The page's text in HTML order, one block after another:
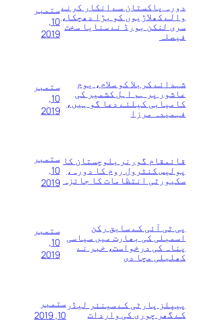
دورہ پاکستان سے انکار کرنے
والے کھلاڑیوں‌ کو بڑا دھچکا،
سری لنکن بورڈ نے سنایا سخت
فیصلہ
ستمبر
10,
2019
شہدائے کربلا کو سلام، یوم
عاشور پر ہم اہل کشمیر کی
کامیابی کیلئے دعا گو ہیں،
فہمیدہ مرزا
ستمبر
10,
2019
قائمقام گورنر بلوچستان کا
پولیس کنٹرول روم کا دورہ،
سکیورٹی انتظامات کا جائزہ
ستمبر
10,
2019
پی ٹی آئی کے سابق رکن
اسمبلی کی بھارت میں سیاسی
پناہ کی درخواست، خبر نے
کھلبلی مچا دی
ستمبر
10,
2019
پیپلز پارٹی کے سینئر لیڈر
کے گھر چوری کی واردات
ستمبر
10, 2019